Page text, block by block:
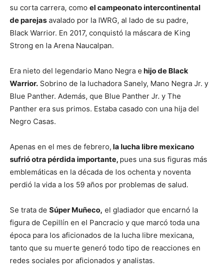
su corta carrera, como el campeonato intercontinental
de parejas avalado por la IWRG, al lado de su padre,
Black Warrior. En 2017, conquistó la máscara de King
Strong en la Arena Naucalpan.
Era nieto del legendario Mano Negra e hijo de Black
Warrior. Sobrino de la luchadora Sanely, Mano Negra Jr. y
Blue Panther. Además, que Blue Panther Jr. y The
Panther era sus primos. Estaba casado con una hija del
Negro Casas.
Apenas en el mes de febrero, la lucha libre mexicano
sufrió otra pérdida importante, pues una sus figuras más
emblemáticas en la década de los ochenta y noventa
perdió la vida a los 59 años por problemas de salud.
Se trata de Súper Muñeco, el gladiador que encarnó la
figura de Cepillín en el Pancracio y que marcó toda una
época para los aficionados de la lucha libre mexicana,
tanto que su muerte generó todo tipo de reacciones en
redes sociales por aficionados y analistas.